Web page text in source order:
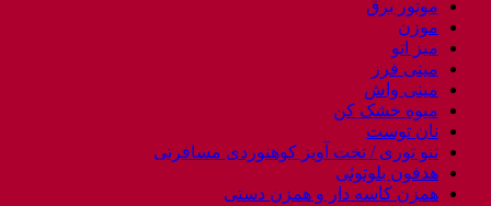
موتور برق
موزن
میز اتو
مینی فرز
مینی واش
میوه خشک کن
نان توست
ننو توری / تخت آویز کوهنوردی مسافرتی
هدفون بلوتوثی
همزن کاسه دار و همزن دستی